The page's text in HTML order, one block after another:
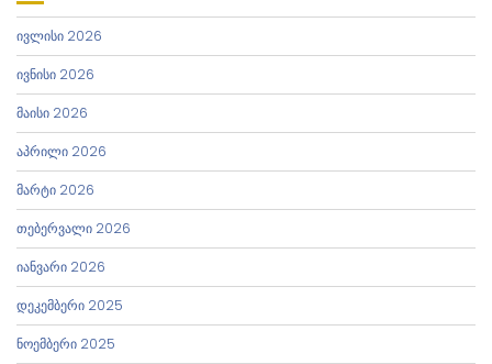
ივლისი 2026
ივნისი 2026
მაისი 2026
აპრილი 2026
მარტი 2026
თებერვალი 2026
იანვარი 2026
დეკემბერი 2025
ნოემბერი 2025